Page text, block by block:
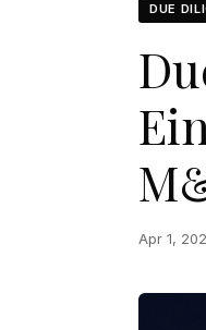
DUE
Apr 1,